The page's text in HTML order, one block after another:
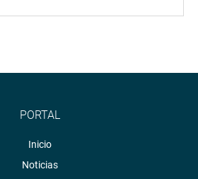
PORTAL
Inicio
Noticias